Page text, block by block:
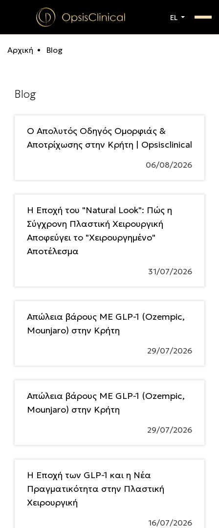
EL
Αρχική Blog
Blog
Ο Απολυτός Οδηγός Ομορφιάς &
Αποτρίχωσης στην Κρήτη | Opsisclinical
06/08/2026
Η Εποχή του "Natural Look": Πώς η
Σύγχρονη Πλαστική Χειρουργική
Αποφεύγει το "Χειρουργημένο"
Αποτέλεσμα
31/07/2026
Απώλεια βάρους ΜΕ GLP-1 (Ozempic,
Mounjaro) στην Κρήτη
29/07/2026
Απώλεια βάρους ΜΕ GLP-1 (Ozempic,
Mounjaro) στην Κρήτη
29/07/2026
Η Εποχή των GLP-1 και η Νέα
Πραγματικότητα στην Πλαστική
Χειρουργική
16/07/2026